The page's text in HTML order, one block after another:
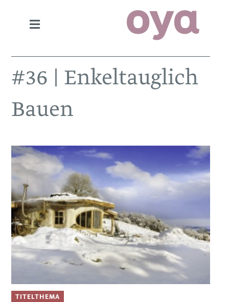
#36 | Enkeltauglich
Bauen
TITELTHEMA